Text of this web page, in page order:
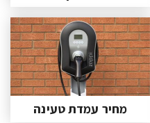
מחיר עמדת טעינה